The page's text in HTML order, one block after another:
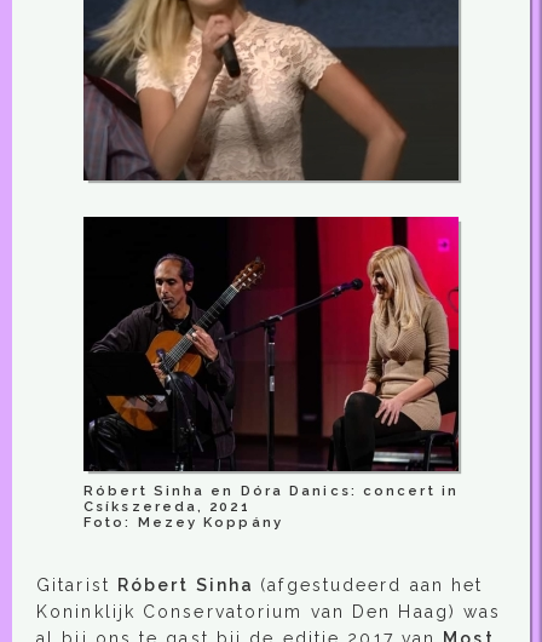
Róbert Sinha en Dóra Danics: concert in
Csíkszereda, 2021
Foto: Mezey Koppány
Gitarist Róbert Sinha (afgestudeerd aan het
Koninklijk Conservatorium van Den Haag) was